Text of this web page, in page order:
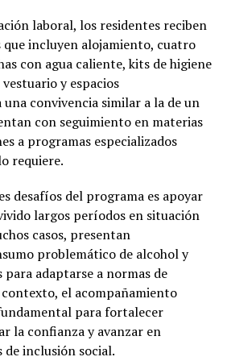
laboral, los residentes reciben
que incluyen alojamiento, cuatro
con agua caliente, kits de higiene
y espacios
convivencia similar a la de un
con seguimiento en materias
a programas especializados
requiere.
desafíos del programa es apoyar
largos períodos en situación
casos, presentan
problemático de alcohol y
adaptarse a normas de
contexto, el acompañamiento
para fortalecer
la confianza y avanzar en
de inclusión social.